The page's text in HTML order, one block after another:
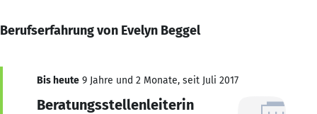
Berufserfahrung von Evelyn Beggel
Bis heute 9 Jahre und 2 Monate, seit Juli 2017
Beratungsstellenleiterin